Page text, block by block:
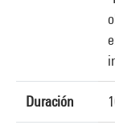
Duración